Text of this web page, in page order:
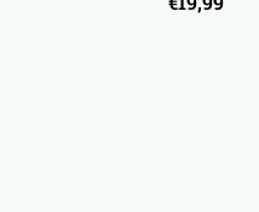
Preis